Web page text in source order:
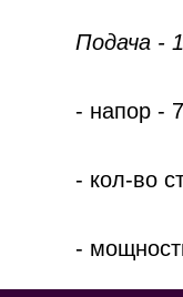
Подача -
- напор -
- кол-во
-